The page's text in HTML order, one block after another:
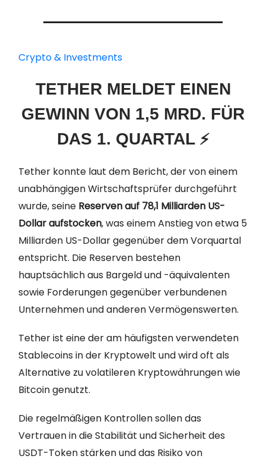
Crypto & Investments
TETHER MELDET EINEN
GEWINN VON 1,5 MRD. FÜR
DAS 1. QUARTAL ⚡
Tether konnte laut dem Bericht, der von einem
unabhängigen Wirtschaftsprüfer durchgeführt
wurde, seine Reserven auf 78,1 Milliarden US-
Dollar aufstocken, was einem Anstieg von etwa 5
Milliarden US-Dollar gegenüber dem Vorquartal
entspricht. Die Reserven bestehen
hauptsächlich aus Bargeld und -äquivalenten
sowie Forderungen gegenüber verbundenen
Unternehmen und anderen Vermögenswerten.
Tether ist eine der am häufigsten verwendeten
Stablecoins in der Kryptowelt und wird oft als
Alternative zu volatileren Kryptowährungen wie
Bitcoin genutzt.
Die regelmäßigen Kontrollen sollen das
Vertrauen in die Stabilität und Sicherheit des
USDT-Token stärken und das Risiko von